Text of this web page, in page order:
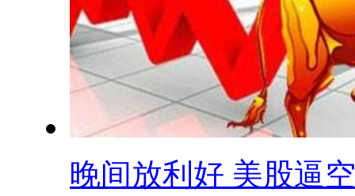
晚间放利好 美股逼